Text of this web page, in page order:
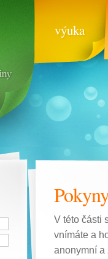
výuka
V této části
vnímáte a
anonymní a